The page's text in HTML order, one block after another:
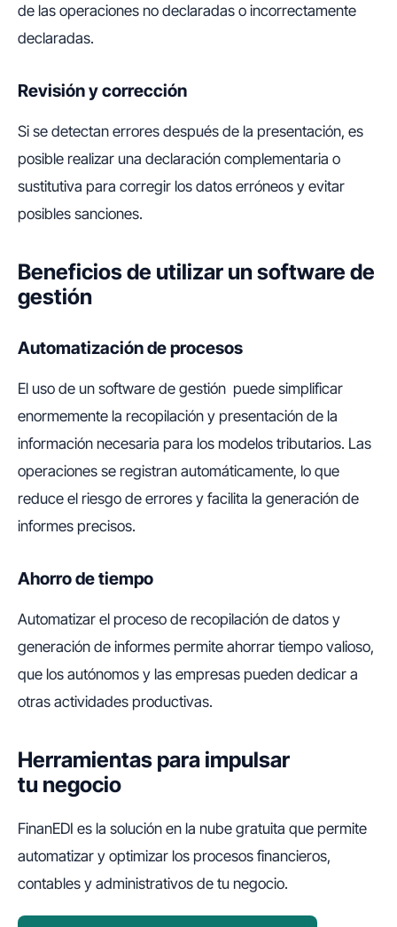
de las operaciones no declaradas o incorrectamente
declaradas.
Revisión y corrección
Si se detectan errores después de la presentación, es
posible realizar una declaración complementaria o
sustitutiva para corregir los datos erróneos y evitar
posibles sanciones.
Beneficios de utilizar un software de
gestión
Automatización de procesos
El uso de un software de gestión puede simplificar
enormemente la recopilación y presentación de la
información necesaria para los modelos tributarios. Las
operaciones se registran automáticamente, lo que
reduce el riesgo de errores y facilita la generación de
informes precisos.
Ahorro de tiempo
Automatizar el proceso de recopilación de datos y
generación de informes permite ahorrar tiempo valioso,
que los autónomos y las empresas pueden dedicar a
otras actividades productivas.
Herramientas para impulsar
tu negocio
FinanEDI es la solución en la nube gratuita que permite
automatizar y optimizar los procesos financieros,
contables y administrativos de tu negocio.